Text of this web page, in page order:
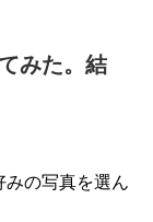
みた。結
みの写真を選ん